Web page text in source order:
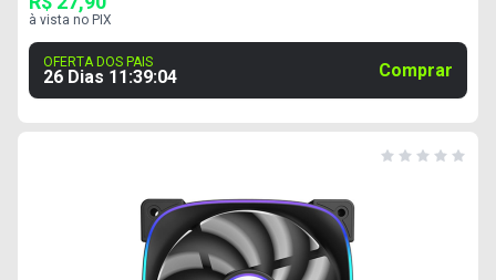
à vista no PIX
OFERTA DOS PAIS
26 Dias 11:39:03 Comprar